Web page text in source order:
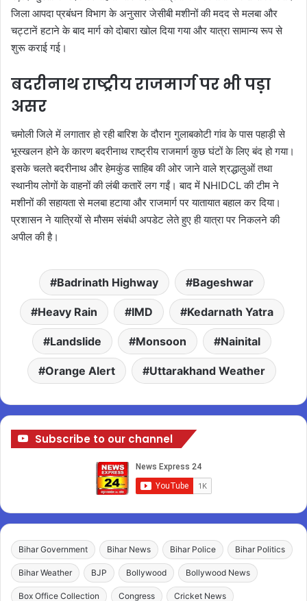
जिला आपदा प्रबंधन विभाग के अनुसार जेसीबी मशीनों की मदद से मलबा और
चट्टानें हटाने के बाद मार्ग को दोबारा खोल दिया गया और यात्रा सामान्य रूप से
शुरू कराई गई।
बदरीनाथ राष्ट्रीय राजमार्ग पर भी पड़ा
असर
चमोली जिले में लगातार हो रही बारिश के दौरान गुलाबकोटी गांव के पास पहाड़ी से
भूस्खलन होने के कारण बदरीनाथ राष्ट्रीय राजमार्ग कुछ घंटों के लिए बंद हो गया।
इसके चलते बदरीनाथ और हेमकुंड साहिब की ओर जाने वाले श्रद्धालुओं तथा
स्थानीय लोगों के वाहनों की लंबी कतारें लग गईं। बाद में NHIDCL की टीम ने
मशीनों की सहायता से मलबा हटाया और राजमार्ग पर यातायात बहाल कर दिया।
प्रशासन ने यात्रियों से मौसम संबंधी अपडेट लेते हुए ही यात्रा पर निकलने की
अपील की है।
Badrinath Highway Bageshwar
Heavy Rain IMD Kedarnath Yatra
Landslide Monsoon Nainital
Orange Alert Uttarakhand Weather
Subscribe to our channel
Bihar Government Bihar News Bihar Police Bihar Politics
Bihar Weather BJP Bollywood Bollywood News
Box Office Collection Congress Cricket News